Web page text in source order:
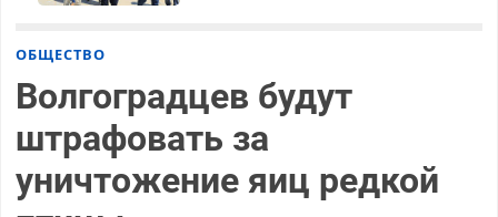
ОБЩЕСТВО
Волгоградцев будут
штрафовать за
уничтожение яиц редкой